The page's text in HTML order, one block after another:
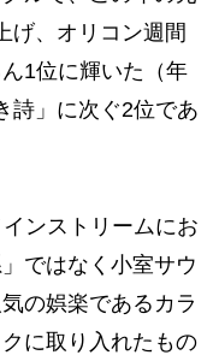
げ、オリコン週間
1位に輝いた（年
詩」に次ぐ2位であ
ンストリームにお
ではなく小室サウ
の娯楽であるカラ
に取り入れたもの